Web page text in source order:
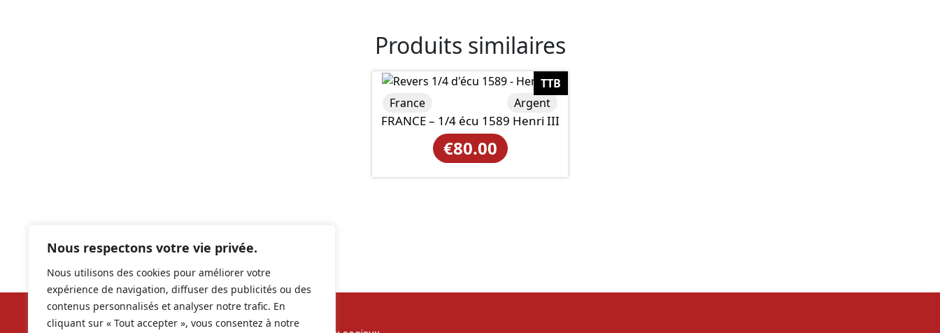
Nous respectons votre vie privée.
Nous utilisons des cookies pour améliorer votre
expérience de navigation, diffuser des publicités ou des
contenus personnalisés et analyser notre trafic. En
cliquant sur « Tout accepter », vous consentez à notre
Produits similaires
TTB
FRANCE – 1/4 écu 1589 Henri III
€80.00
France Argent